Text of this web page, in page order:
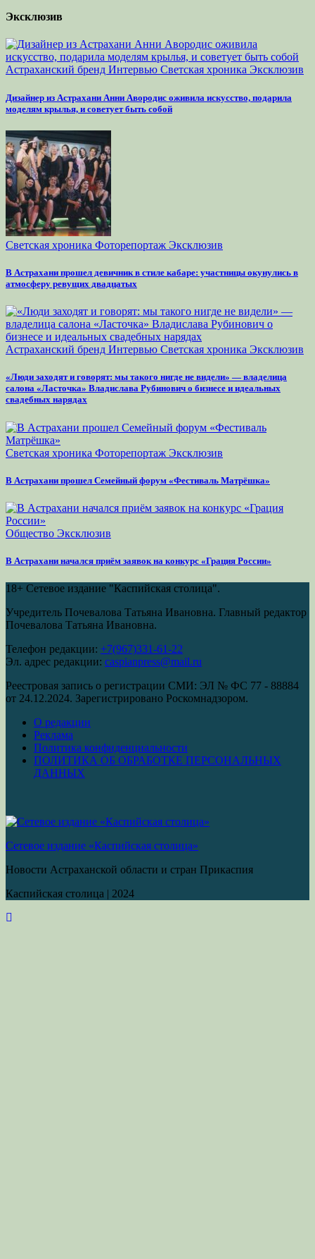
Эксклюзив
Астраханский бренд Интервью Светская хроника Эксклюзив
Дизайнер из Астрахани Анни Авородис оживила искусство, подарила
моделям крылья, и советует быть собой
Светская хроника Фоторепортаж Эксклюзив
В Астрахани прошел девичник в стиле кабаре: участницы окунулись в
атмосферу ревущих двадцатых
Астраханский бренд Интервью Светская хроника Эксклюзив
«Люди заходят и говорят: мы такого нигде не видели» — владелица
салона «Ласточка» Владислава Рубинович о бизнесе и идеальных
свадебных нарядах
Светская хроника Фоторепортаж Эксклюзив
В Астрахани прошел Семейный форум «Фестиваль Матрёшка»
Общество Эксклюзив
В Астрахани начался приём заявок на конкурс «Грация России»
18+ Сетевое издание "Каспийская столица".
Учредитель Почевалова Татьяна Ивановна. Главный редактор
Почевалова Татьяна Ивановна.
Телефон редакции: +7(967)331-61-22
Эл. адрес редакции: caspianpress@mail.ru
Реестровая запись о регистрации СМИ: ЭЛ № ФС 77 - 88884
от 24.12.2024. Зарегистрировано Роскомнадзором.
О редакции
Реклама
Политика конфиденциальности
ПОЛИТИКА ОБ ОБРАБОТКЕ ПЕРСОНАЛЬНЫХ
ДАННЫХ
Сетевое издание «Каспийская столица»
Новости Астраханской области и стран Прикаспия
Каспийская столица | 2024